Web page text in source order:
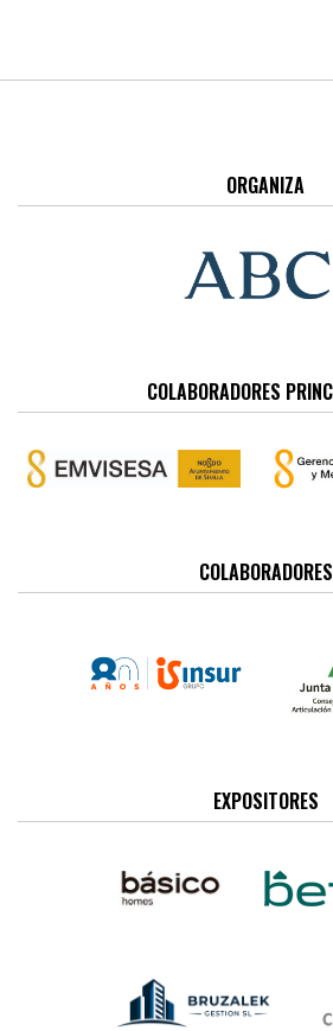
ORGANIZA
COLABORADORES
COLABORADORES
EXPOSITORES